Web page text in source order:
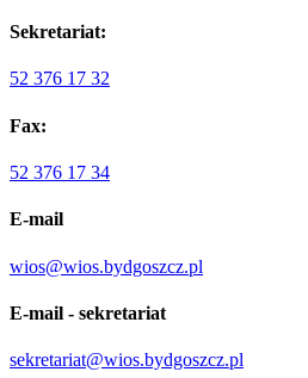
Sekretariat:
52 376 17 32
Fax:
52 376 17 34
E-mail
wios@wios.bydgoszcz.pl
E-mail - sekretariat
sekretariat@wios.bydgoszcz.pl